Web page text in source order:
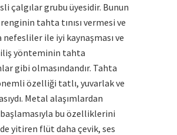
çalgılar grubu üyesidir. Bunun
tahta tınısı vermesi ve
ile iyi kaynaşması ve
yönteminin tahta
gibi olmasındandır. Tahta
özelliği tatlı, yuvarlak ve
Metal alaşımlardan
bu özelliklerini
yitiren flüt daha çevik, ses